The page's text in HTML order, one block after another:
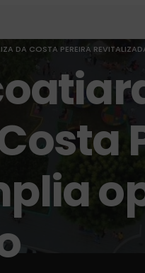
DA COSTA PEREIRA